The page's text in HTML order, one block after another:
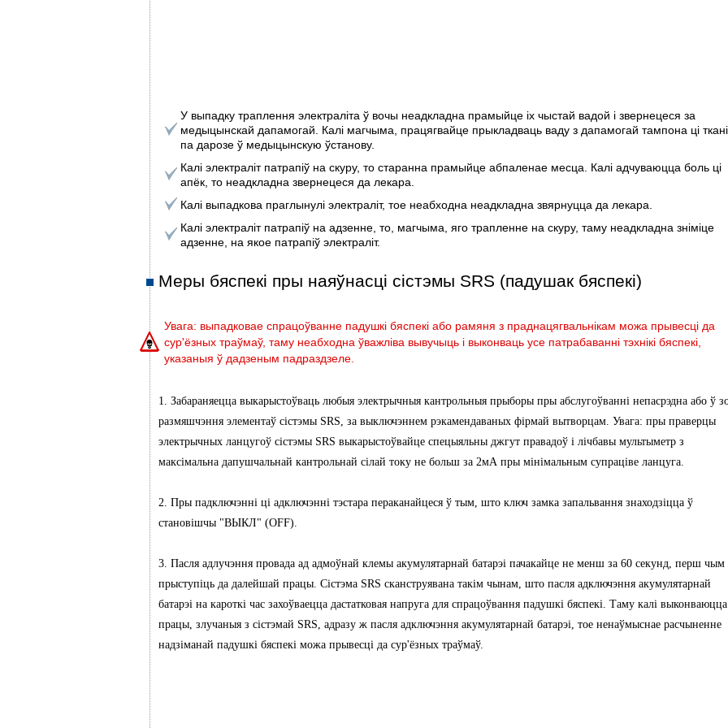
У выпадку траплення электраліта ў вочы неадкладна прамыйце іх чыстай вадой і звернецеся за
медыцынскай дапамогай. Калі магчыма, працягвайце прыкладваць ваду з дапамогай тампона ці
па дарозе ў медыцынскую ўстанову.
Калі электраліт патрапіў на скуру, то старанна прамыйце абпаленае месца. Калі адчуваюцца боль ці
апёк, то неадкладна звернецеся да лекара.
Калі выпадкова праглынулі электраліт, тое неабходна неадкладна звярнуцца да лекара.
Калі электраліт патрапіў на адзенне, то, магчыма, яго трапленне на скуру, таму неадкладна зніміце
адзенне, на якое патрапіў электраліт.
Меры бяспекі пры наяўнасці сістэмы SRS (падушак бяспекі)
Увага: выпадковае спрацоўванне падушкі бяспекі або рамяня з праднацягвальнікам можа прывесці да
сур'ёзных траўмаў, таму неабходна ўважліва вывучыць і выконваць усе патрабаванні тэхнікі бяспекі,
указаныя ў дадзеным падраздзеле.
1. Забараняецца выкарыстоўваць любыя электрычныя кантрольныя прыборы пры абслугоўванні непасрэдна або ў
размяшчэння элементаў сістэмы SRS, за выключэннем рэкамендаваных фірмай вытворцам. Увага: пры праверцы
электрычных ланцугоў сістэмы SRS выкарыстоўвайце спецыяльны джгут правадоў і лічбавы мультыметр з
максімальна дапушчальнай кантрольнай сілай току не больш за 2мА пры мінімальным супраціве ланцуга.
2. Пры падключэнні ці адключэнні тэстара пераканайцеся ў тым, што ключ замка запальвання знаходзіцца ў
становішчы "ВЫКЛ" (OFF).
3. Пасля адлучэння провада ад адмоўнай клемы акумулятарнай батарэі пачакайце не менш за 60 секунд, перш чым
прыступіць да далейшай працы. Сістэма SRS сканструявана такім чынам, што пасля адключэння акумулятарнай
батарэі на кароткі час захоўваецца дастатковая напруга для спрацоўвання падушкі бяспекі. Таму калі выконваюцца
працы, злучаныя з сістэмай SRS, адразу ж пасля адключэння акумулятарнай батарэі, тое ненаўмыснае расчыненне
надзіманай падушкі бяспекі можа прывесці да сур'ёзных траўмаў.